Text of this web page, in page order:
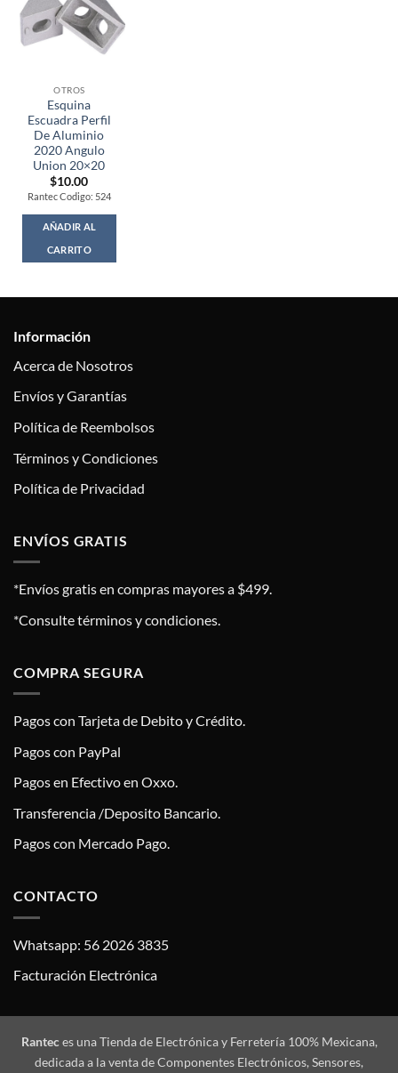
OTROS
Esquina
Escuadra Perfil
De Aluminio
2020 Angulo
Union 20×20
$10.00
Rantec Codigo: 524
AÑADIR AL
CARRITO
Información
Acerca de Nosotros
Envíos y Garantías
Política de Reembolsos
Términos y Condiciones
Política de Privacidad
ENVÍOS GRATIS
*Envíos gratis en compras mayores a $499.
*Consulte términos y condiciones.
COMPRA SEGURA
Pagos con Tarjeta de Debito y Crédito.
Pagos con PayPal
Pagos en Efectivo en Oxxo.
Transferencia /Deposito Bancario.
Pagos con Mercado Pago.
CONTACTO
Whatsapp: 56 2026 3835
Facturación Electrónica
Ranteces una Tienda de Electrónica y Ferretería 100% Mexicana,
dedicada a la venta de Componentes Electrónicos, Sensores,